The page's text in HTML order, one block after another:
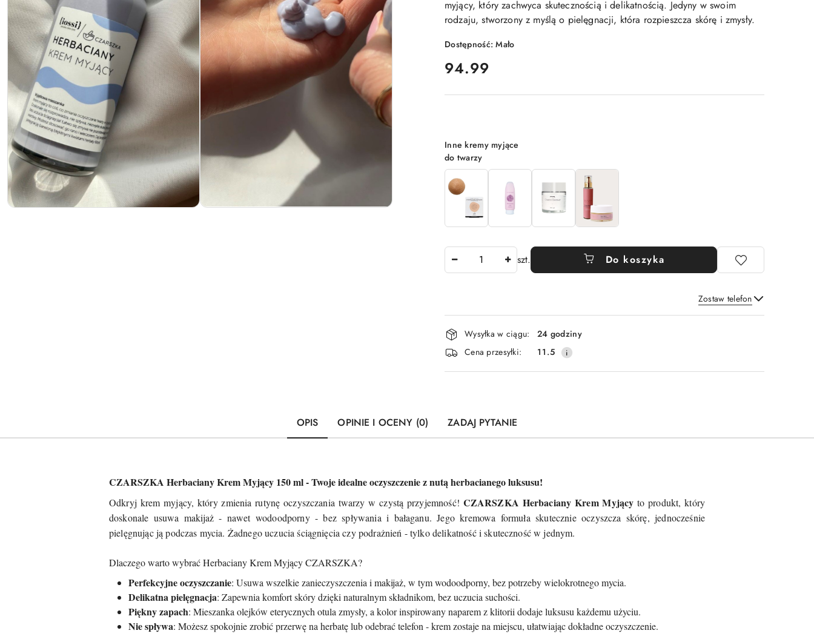
myjący, który zachwyca skutecznością i delikatnością. Jedyny w swoim
rodzaju, stworzony z myślą o pielęgnacji, która rozpieszcza skórę i zmysły.
Dostępność:Mało
cena:
94.99
Wariant
Inne kremy myjące
do twarzy
szt. Do koszyka
Zostaw telefon
Wyślij
Dostępność
i
dostawa
Wysyłka w ciągu:
24 godziny
Cena przesyłki:
11.5
OPIS OPINIE I OCENY (0) ZADAJ PYTANIE
CZARSZKA Herbaciany Krem Myjący 150 ml - Twoje idealne oczyszczenie z nutą herbacianego luksusu!
Odkryj krem myjący, który zmienia rutynę oczyszczania twarzy w czystą przyjemność! CZARSZKA Herbaciany Krem Myjący to produkt, który
doskonale usuwa makijaż - nawet wodoodporny - bez spływania i bałaganu. Jego kremowa formuła skutecznie oczyszcza skórę, jednocześnie
pielęgnując ją podczas mycia. Żadnego uczucia ściągnięcia czy podrażnień - tylko delikatność i skuteczność w jednym.
Dlaczego warto wybrać Herbaciany Krem Myjący CZARSZKA?
Perfekcyjne oczyszczanie: Usuwa wszelkie zanieczyszczenia i makijaż, w tym wodoodporny, bez potrzeby wielokrotnego mycia.
Delikatna pielęgnacja: Zapewnia komfort skóry dzięki naturalnym składnikom, bez uczucia suchości.
Piękny zapach: Mieszanka olejków eterycznych otula zmysły, a kolor inspirowany naparem z klitorii dodaje luksusu każdemu użyciu.
Nie spływa: Możesz spokojnie zrobić przerwę na herbatę lub odebrać telefon - krem zostaje na miejscu, ułatwiając dokładne oczyszczenie.